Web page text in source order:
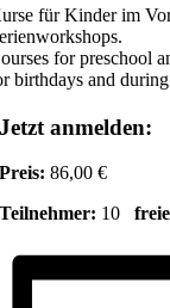
für Kinder im
for preschool
birthdays and
Jetzt anmelden:
Preis: 86,00 €
Teilnehmer: 10